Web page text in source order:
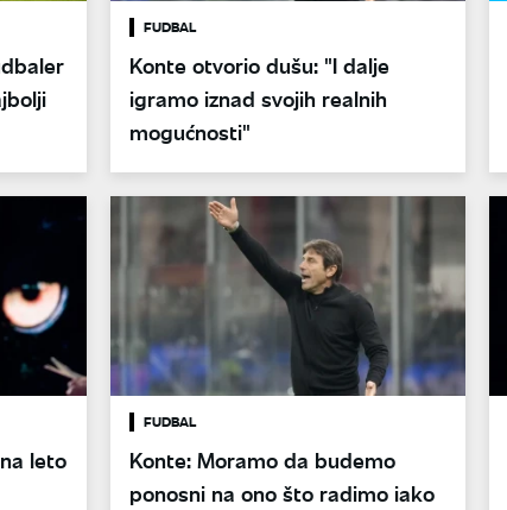
FUDBAL
Konte otvorio dušu: "I dalje
igramo iznad svojih realnih
mogućnosti"
leto
FUDBAL
Konte: Moramo da budemo
ponosni na ono što radimo iako